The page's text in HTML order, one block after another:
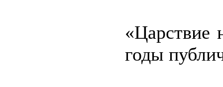
«Царствие
годы